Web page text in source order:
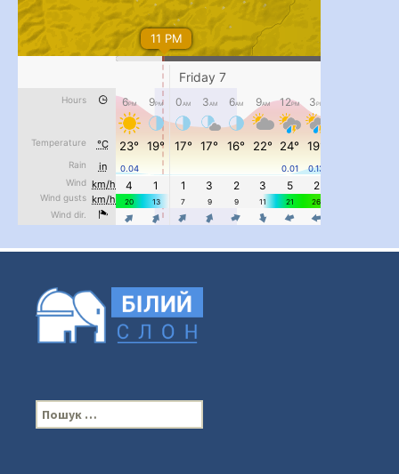
#PipIvanToday...
pimrec_project
П
о